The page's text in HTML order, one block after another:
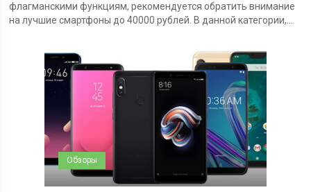
флагманскими функциям, рекомендуется обратить внимание
на лучшие смартфоны до 40000 рублей. В данной категории,...
Обзоры